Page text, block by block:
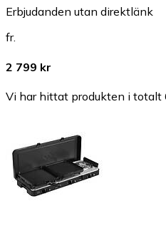
Erbjudanden utan direktlänk
fr.
2 799 kr
Vi har hittat produkten i totalt